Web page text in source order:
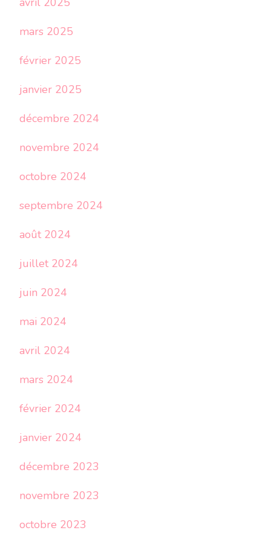
mars 2025
février 2025
janvier 2025
décembre 2024
novembre 2024
octobre 2024
septembre 2024
août 2024
juillet 2024
juin 2024
mai 2024
avril 2024
mars 2024
février 2024
janvier 2024
décembre 2023
novembre 2023
octobre 2023